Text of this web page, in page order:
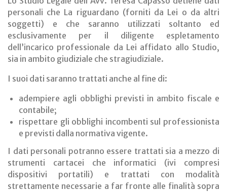
personali che La riguardano (forniti da Lei o da altri
soggetti) e che saranno utilizzati soltanto ed
esclusivamente per il diligente espletamento
dell’incarico professionale da Lei affidato allo Studio,
sia in ambito giudiziale che stragiudiziale.
I suoi dati saranno trattati anche al fine di:
adempiere agli obblighi previsti in ambito fiscale e
contabile;
rispettare gli obblighi incombenti sul professionista
e previsti dalla normativa vigente.
I dati personali potranno essere trattati sia a mezzo di
strumenti cartacei che informatici (ivi compresi
dispositivi portatili) e trattati con modalità
strettamente necessarie a far fronte alle finalità sopra